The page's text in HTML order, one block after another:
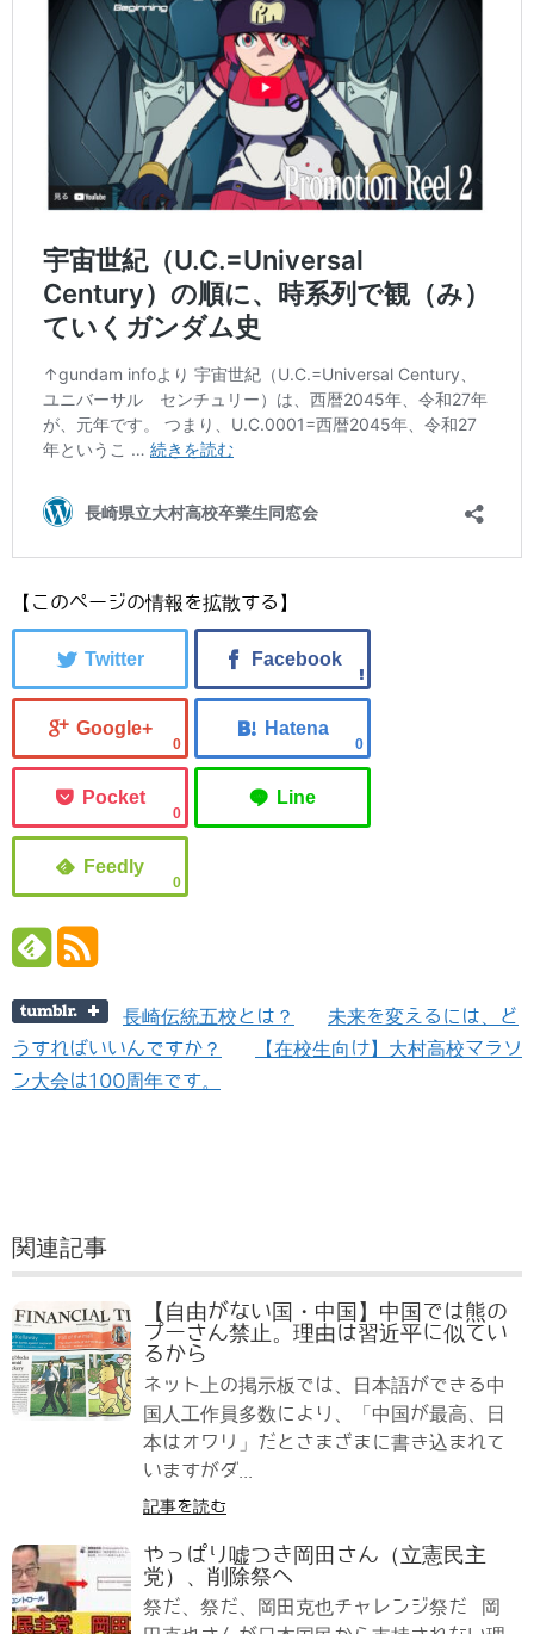
【このページの情報を拡散する】
0 0
0
0
長崎伝統五校とは？
未来を変えるには、ど
うすればいいんですか？
【在校生向け】大村高校マラソ
ン大会は100周年です。
関連記事
【自由がない国・中国】中国では熊の
プーさん禁止。理由は習近平に似てい
るから
ネット上の掲示板では、日本語ができる中
国人工作員多数により、「中国が最高、日
本はオワリ」だとさまざまに書き込まれて
いますがダ...
記事を読む
やっぱり嘘つき岡田さん（立憲民主
党）、削除祭へ
祭だ、祭だ、岡田克也チャレンジ祭だ 岡